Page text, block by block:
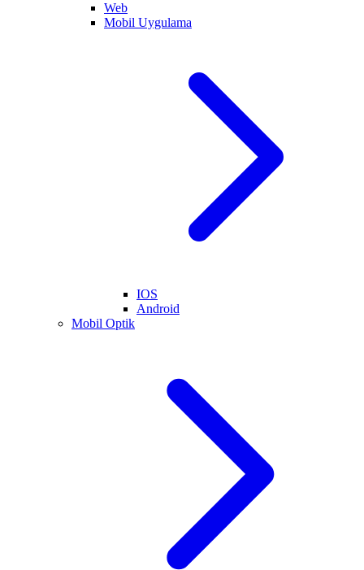
Web
Mobil Uygulama
IOS
Android
Mobil Optik